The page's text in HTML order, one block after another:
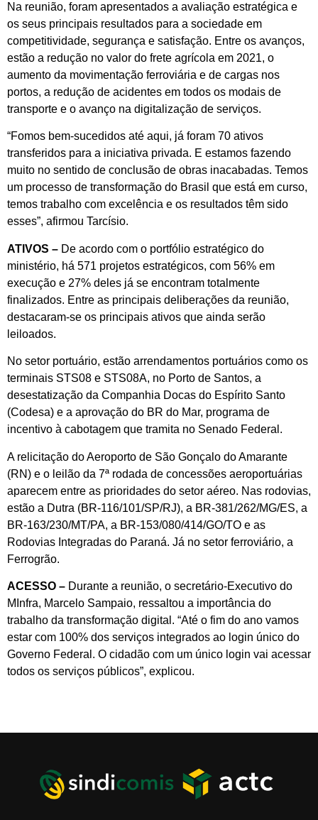
Na reunião, foram apresentados a avaliação estratégica e
os seus principais resultados para a sociedade em
competitividade, segurança e satisfação. Entre os avanços,
estão a redução no valor do frete agrícola em 2021, o
aumento da movimentação ferroviária e de cargas nos
portos, a redução de acidentes em todos os modais de
transporte e o avanço na digitalização de serviços.
“Fomos bem-sucedidos até aqui, já foram 70 ativos
transferidos para a iniciativa privada. E estamos fazendo
muito no sentido de conclusão de obras inacabadas. Temos
um processo de transformação do Brasil que está em curso,
temos trabalho com excelência e os resultados têm sido
esses”, afirmou Tarcísio.
ATIVOS – De acordo com o portfólio estratégico do
ministério, há 571 projetos estratégicos, com 56% em
execução e 27% deles já se encontram totalmente
finalizados. Entre as principais deliberações da reunião,
destacaram-se os principais ativos que ainda serão
leiloados.
No setor portuário, estão arrendamentos portuários como os
terminais STS08 e STS08A, no Porto de Santos, a
desestatização da Companhia Docas do Espírito Santo
(Codesa) e a aprovação do BR do Mar, programa de
incentivo à cabotagem que tramita no Senado Federal.
A relicitação do Aeroporto de São Gonçalo do Amarante
(RN) e o leilão da 7ª rodada de concessões aeroportuárias
aparecem entre as prioridades do setor aéreo. Nas rodovias,
estão a Dutra (BR-116/101/SP/RJ), a BR-381/262/MG/ES, a
BR-163/230/MT/PA, a BR-153/080/414/GO/TO e as
Rodovias Integradas do Paraná. Já no setor ferroviário, a
Ferrogrão.
ACESSO – Durante a reunião, o secretário-Executivo do
MInfra, Marcelo Sampaio, ressaltou a importância do
trabalho da transformação digital. “Até o fim do ano vamos
estar com 100% dos serviços integrados ao login único do
Governo Federal. O cidadão com um único login vai acessar
todos os serviços públicos”, explicou.